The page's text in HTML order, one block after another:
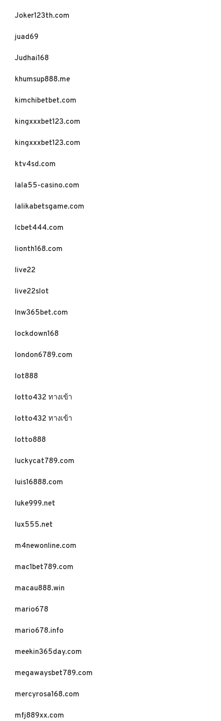
Joker123th.com
juad69
Judhai168
khumsup888.me
kimchibetbet.com
kingxxxbet123.com
kingxxxbet123.com
ktv4sd.com
lala55-casino.com
lalikabetsgame.com
lcbet444.com
lionth168.com
live22
live22slot
lnw365bet.com
lockdown168
london6789.com
lot888
lotto432 ทางเข้า
lotto432 ทางเข้า
lotto888
luckycat789.com
luis16888.com
luke999.net
lux555.net
m4newonline.com
mac1bet789.com
macau888.win
mario678
mario678.info
meekin365day.com
megawaysbet789.com
mercyrosa168.com
mfj889xx.com